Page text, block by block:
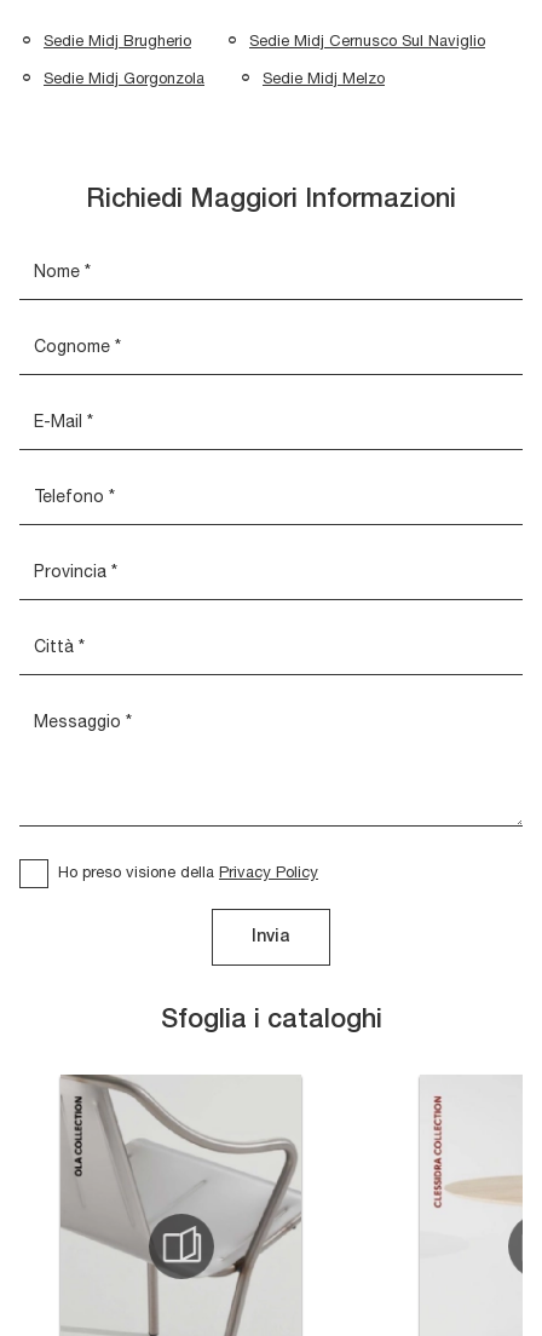
Sedie Midj Brugherio Sedie Midj Cernusco Sul Naviglio
Sedie Midj Gorgonzola Sedie Midj Melzo
Sfoglia i cataloghi
Richiedi Maggiori Informazioni
Ho preso visione della Privacy Policy
Invia